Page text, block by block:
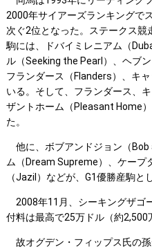
2000年サイアーズランキングで
次ぐ2位となった。ステークス
駒には、ドバイミレニアム（
ル（Seeking the Pearl）、ヘブ
フランダース（Flanders）、キ
いる。そして、フランダース、
ザントホーム（Pleasant Home
た。
他に、ボブアンドジョン（Bob
ム（Dream Supreme）、ケープ
（Jazil）などが、G1優勝産駒と
2008年11月、シーキングザゴ
付料は最高で25万ドル（約2,500
故オグデン・フィップス氏の